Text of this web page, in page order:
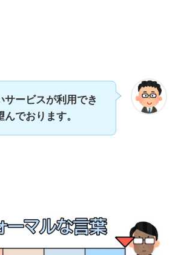
サービスが利用でき
でおります。